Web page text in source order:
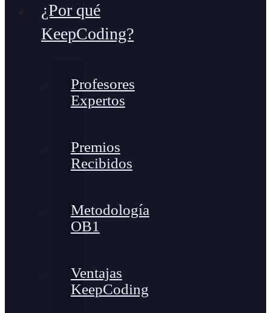
¿Por qué
KeepCoding?
Profesores
Expertos
Premios
Recibidos
Metodología
OB1
Ventajas
KeepCoding